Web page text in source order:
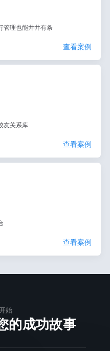
管理也能井井有条
查看案例
友关系库
查看案例
查看案例
始
的成功故事